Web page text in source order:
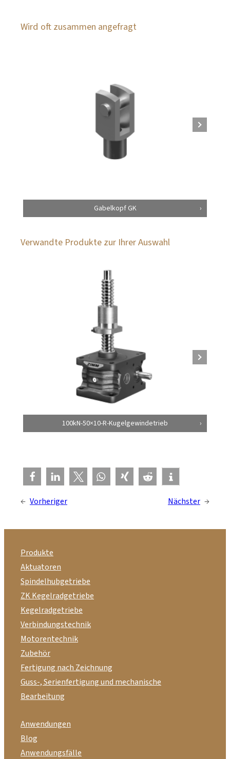
Wird oft zusammen angefragt
Gabelkopf GK
Verwandte Produkte zur Ihrer Auswahl
100kN-50×10-R-Kugelgewindetrieb
← Vorheriger Nächster →
Produkte
Aktuatoren
Spindelhubgetriebe
ZK Kegelradgetriebe
Kegelradgetriebe
Verbindungstechnik
Motorentechnik
Zubehör
Fertigung nach Zeichnung
Guss-, Serienfertigung und mechanische
Bearbeitung
Anwendungen
Blog
Anwendungsfälle